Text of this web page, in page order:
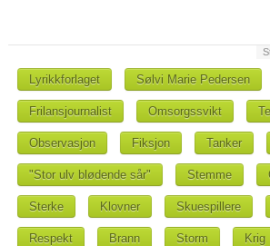
Lyrikkforlaget Sølvi Marie Pedersen
Frilansjournalist Omsorgssvikt
Observasjon Fiksjon Tanker
"Stor ulv blødende sår" Stemme
Sterke Klovner Skuespillere
Respekt Brann Storm Krig